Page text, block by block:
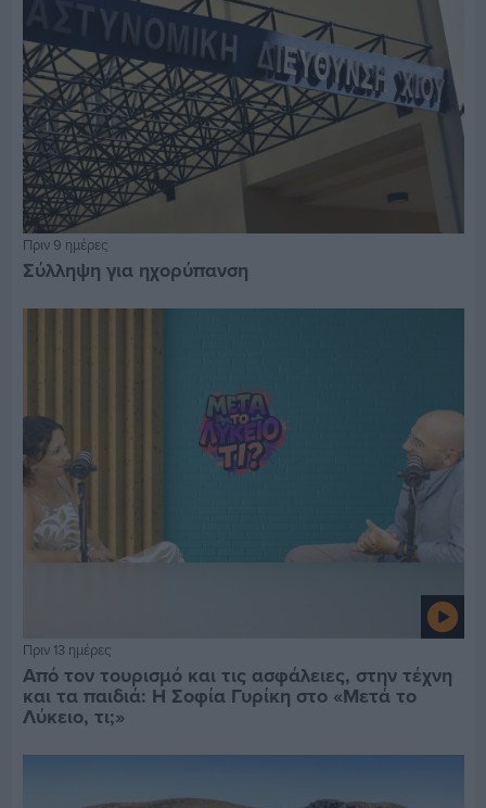
Πριν 9 ημέρες
Σύλληψη για ηχορύπανση
Πριν 13 ημέρες
Από τον τουρισμό και τις ασφάλειες, στην τέχνη
και τα παιδιά: Η Σοφία Γυρίκη στο «Μετά το
Λύκειο, τι;»